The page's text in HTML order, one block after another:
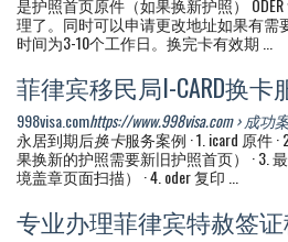
是护照首页原件（如果换新护照）
理了。同时可以申请更改地址如果有需
时间为3-10个工作日。换完卡有效期 ...
菲律宾移民局I-CARD换卡
998visa.comhttps://www.998visa.com › 成
永居到期后换卡服务案例 · 1. icard 原件
果换新的护照需要新旧护照首页） · 3.
境盖章页面扫描） · 4. oder 复印 ...
专业办理菲律宾特赦签